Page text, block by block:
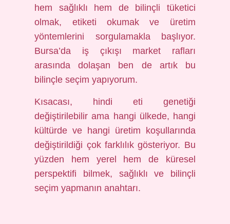
hem sağlıklı hem de bilinçli tüketici
olmak, etiketi okumak ve üretim
yöntemlerini sorgulamakla başlıyor.
Bursa’da iş çıkışı market rafları
arasında dolaşan ben de artık bu
bilinçle seçim yapıyorum.
Kısacası, hindi eti genetiği
değiştirilebilir ama hangi ülkede, hangi
kültürde ve hangi üretim koşullarında
değiştirildiği çok farklılık gösteriyor. Bu
yüzden hem yerel hem de küresel
perspektifi bilmek, sağlıklı ve bilinçli
seçim yapmanın anahtarı.